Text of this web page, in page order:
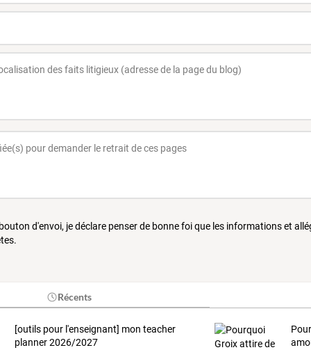
d'envoi, je déclare penser de bonne foi que les informations et
Récents
[outils pour l'enseignant] mon teacher
planner 2026/2027